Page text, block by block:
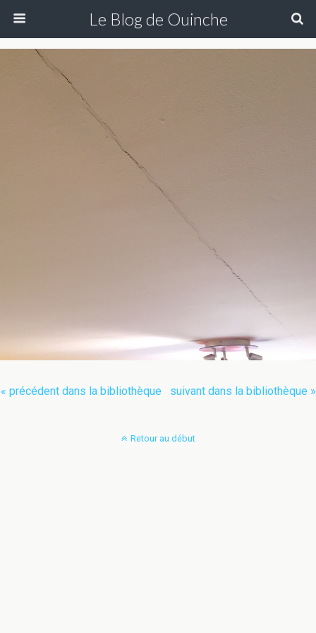
Le Blog de Ouinche
« précédent dans la bibliothèque suivant dans la bibliothèque »
Retour au début